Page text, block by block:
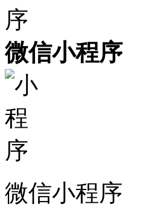
微信小程序
微信小程序